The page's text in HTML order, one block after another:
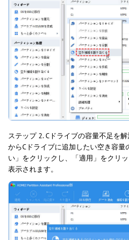
ステップ 2. Cドライブの容量不足を
からCドライブに追加したい空き容
い」をクリックし、「適用」をクリ
表示されます。